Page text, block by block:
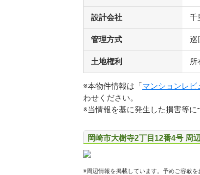
設計会社 千
管理方式 巡
土地権利 所
※本物件情報は「 マンションレビ
わせください。
※当情報を基に発生した損害等に
岡崎市大樹寺2丁目12番4号 周
※周辺情報を掲載しています。予めご容赦を